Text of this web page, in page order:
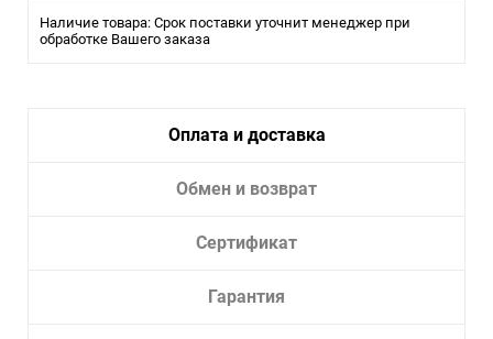
Наличие товара: Срок поставки уточнит менеджер при
обработке Вашего заказа
Оплата и доставка
Обмен и возврат
Сертификат
Гарантия